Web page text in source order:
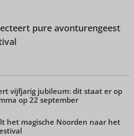
pure avonturengeest
vijfjarig jubileum: dit staat er op
op 22 september
het magische Noorden naar het